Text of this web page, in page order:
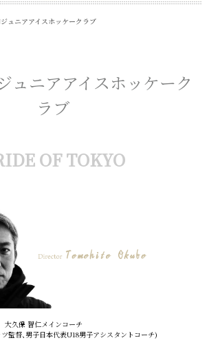
ュニアアイスホッケークラブ
ュニアアイスホッケーク
ラブ
OF TOKYO
大久保 智仁メインコーチ
監督、男子日本代表U18男子アシスタントコーチ)